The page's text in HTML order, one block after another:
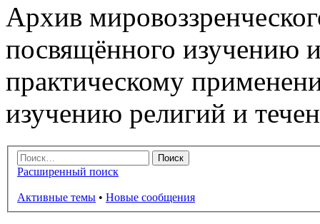
Архив
посвящённого изучению
практическому
изучению религий и
Расширенный поиск
Активные темы • Новые сообщения